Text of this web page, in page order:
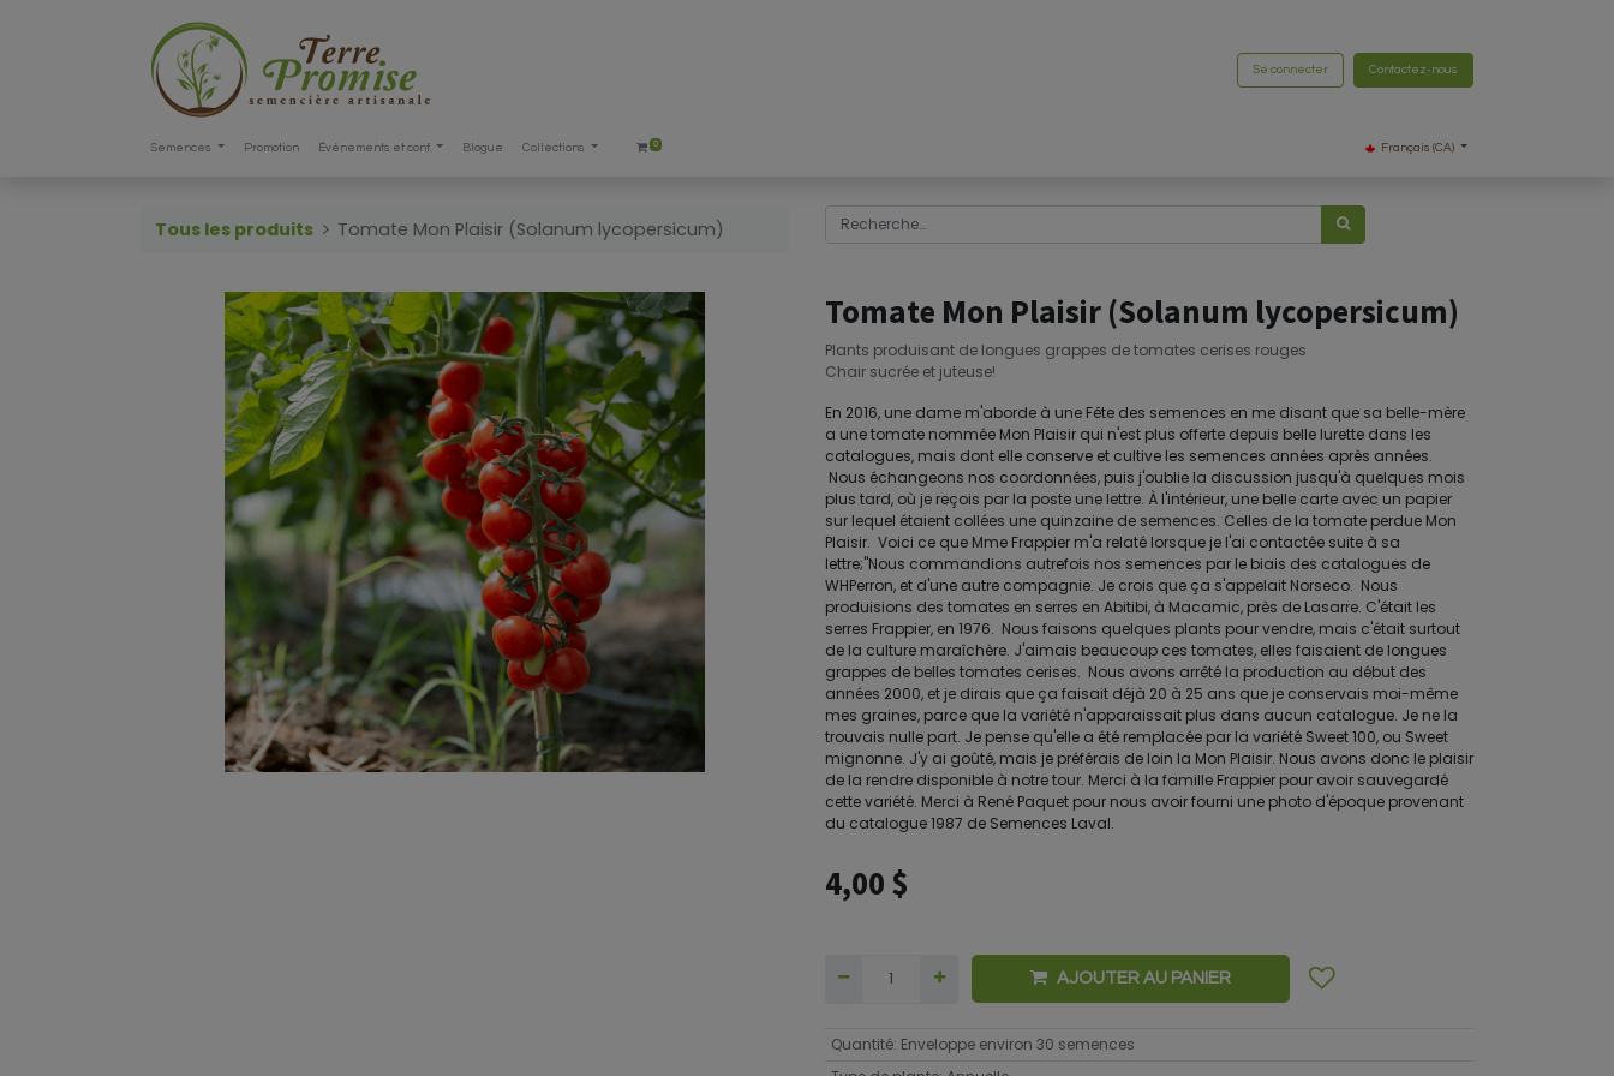
Se connecter Contactez-nous
Semences Promotion Événements et conf. Blogue Collections 0 Français (CA)
Tous les produits Tomate Mon Plaisir (Solanum lycopersicum)
Tomate Mon Plaisir (Solanum lycopersicum)
Plants produisant de longues grappes de tomates cerises rouges
Chair sucrée et juteuse!
En 2016, une dame m'aborde à une Fête des semences en me disant que sa belle-mère
a une tomate nommée Mon Plaisir qui n'est plus offerte depuis belle lurette dans les
catalogues, mais dont elle conserve et cultive les semences années après années.
Nous échangeons nos coordonnées, puis j'oublie la discussion jusqu'à quelques mois
plus tard, où je reçois par la poste une lettre. À l'intérieur, une belle carte avec un papier
sur lequel étaient collées une quinzaine de semences. Celles de la tomate perdue Mon
Plaisir. Voici ce que Mme Frappier m'a relaté lorsque je l'ai contactée suite à sa
lettre;"Nous commandions autrefois nos semences par le biais des catalogues de
WHPerron, et d'une autre compagnie. Je crois que ça s'appelait Norseco. Nous
produisions des tomates en serres en Abitibi, à Macamic, près de Lasarre. C'était les
serres Frappier, en 1976. Nous faisons quelques plants pour vendre, mais c'était surtout
de la culture maraîchère. J'aimais beaucoup ces tomates, elles faisaient de longues
grappes de belles tomates cerises. Nous avons arrêté la production au début des
années 2000, et je dirais que ça faisait déjà 20 à 25 ans que je conservais moi-même
mes graines, parce que la variété n'apparaissait plus dans aucun catalogue. Je ne la
trouvais nulle part. Je pense qu'elle a été remplacée par la variété Sweet 100, ou Sweet
mignonne. J'y ai goûté, mais je préférais de loin la Mon Plaisir. Nous avons donc le plaisir
de la rendre disponible à notre tour. Merci à la famille Frappier pour avoir sauvegardé
cette variété. Merci à René Paquet pour nous avoir fourni une photo d'époque provenant
du catalogue 1987 de Semences Laval.
4,00 $
AJOUTER AU PANIER
Quantité: Enveloppe environ 30 semences